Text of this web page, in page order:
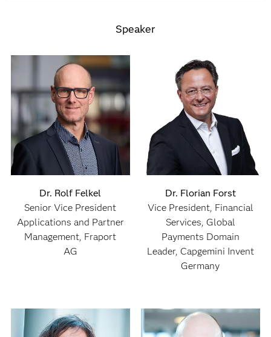
Speaker
Dr. Rolf Felkel
Senior Vice President
Applications and Partner
Management, Fraport
AG
Dr. Florian Forst
Vice President, Financial
Services, Global
Payments Domain
Leader, Capgemini Invent
Germany